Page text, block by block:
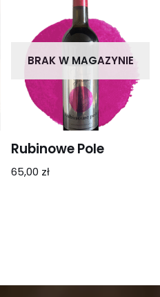
BRAK W MAGAZYNIE
Rubinowe Pole
65,00 zł